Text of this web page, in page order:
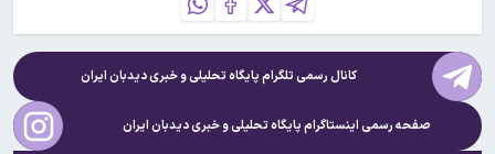
کانال رسمی تلگرام پایگاه تحلیلی و خبریدیدبان ایران
صفحه رسمی اینستاگرام پایگاه تحلیلی و خبریدیدبان ایران